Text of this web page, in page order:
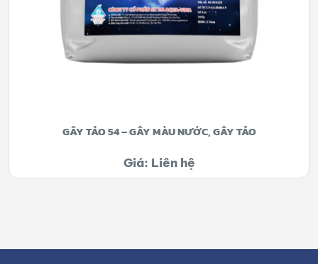
GÂY TẢO 54 – GÂY MÀU NƯỚC, GÂY TẢO
Giá: Liên hệ